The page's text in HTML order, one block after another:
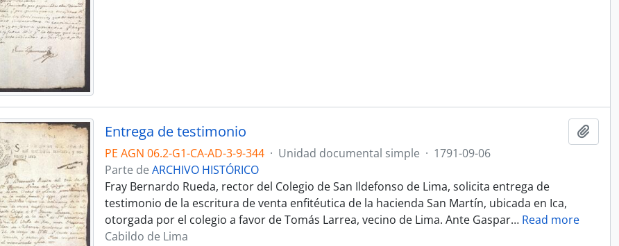
Entrega de testimonio
PE AGN 06.2-G1-CA-AD-3-9-344 · Unidad documental simple · 1791-09-06
Parte de ARCHIVO HISTÓRICO
Fray Bernardo Rueda, rector del Colegio de San Ildefonso de Lima, solicita entrega de
testimonio de la escritura de venta enfitéutica de la hacienda San Martín, ubicada en Ica,
otorgada por el colegio a favor de Tomás Larrea, vecino de Lima. Ante Gaspar… Read more
Cabildo de Lima